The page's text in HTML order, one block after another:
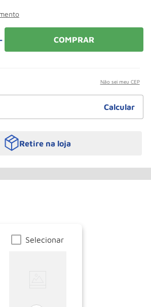
COMPRAR
Não sei meu CEP
Retire na loja
Selecionar